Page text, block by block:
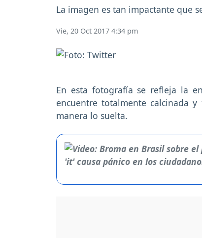
La imagen es tan impactante que
Vie, 20 Oct 2017 4:34 pm
En esta fotografía se refleja la
encuentre totalmente calcinada
manera lo suelta.